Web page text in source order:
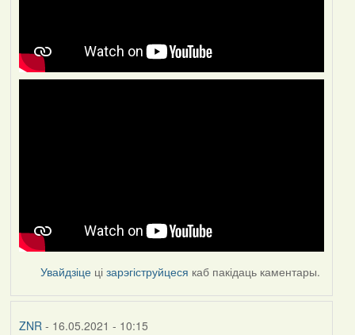
Увайдзіце цізарэгіструйцеся каб пакідаць каментары.
ZNR - 16.05.2021 - 10:15